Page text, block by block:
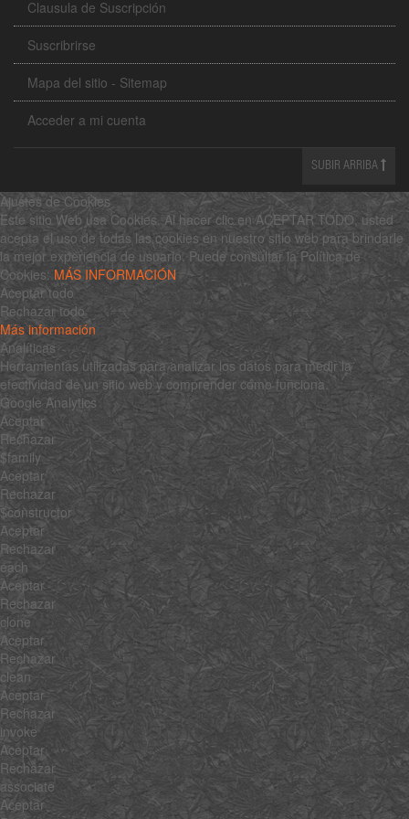
Clausula de Suscripción
Suscribrirse
Mapa del sitio - Sitemap
Acceder a mi cuenta
SUBIR ARRIBA
Ajustes de Cookies
Este sitio Web usa Cookies. Al hacer clic en ACEPTAR TODO, usted
acepta el uso de todas las cookies en nuestro sitio web para brindarle
la mejor experiencia de usuario. Puede consultar la Política de
Cookies: MÁS INFORMACIÓN
Aceptar todo
Rechazar todo
Más información
Analíticas
Herramientas utilizadas para analizar los datos para medir la
efectividad de un sitio web y comprender cómo funciona.
Google Analytics
Aceptar
Rechazar
$family
Aceptar
Rechazar
$constructor
Aceptar
Rechazar
each
Aceptar
Rechazar
clone
Aceptar
Rechazar
clean
Aceptar
Rechazar
invoke
Aceptar
Rechazar
associate
Aceptar